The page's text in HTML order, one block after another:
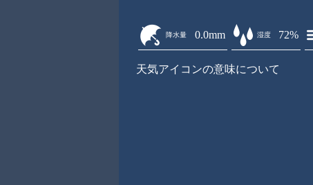
降水量 0.0mm 湿度 72%
天気アイコンの意味について